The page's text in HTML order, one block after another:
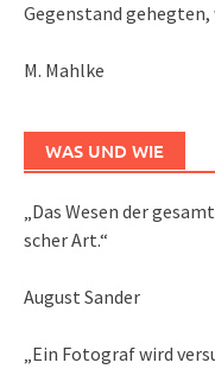
Gegenstand
M. Mahlke
WAS UND WIE
„Das We­sen der
scher Art.“
August Sander
„Ein Fotograf wird